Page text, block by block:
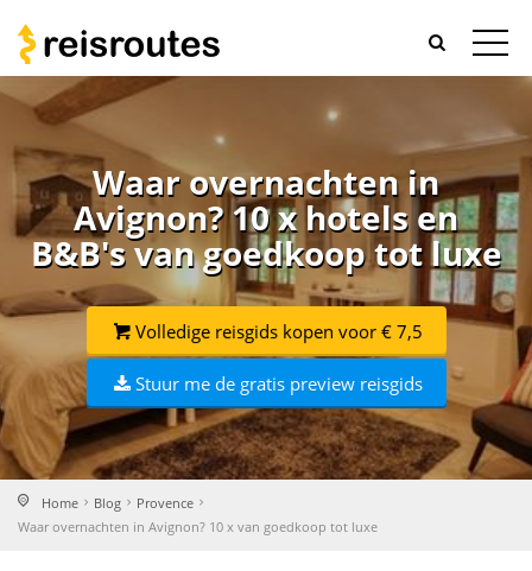
Waar overnachten in
Avignon? 10 x hotels en
B&B's van goedkoop tot luxe
Volledige reisgids kopen voor € 7,5
Stuur me de gratis preview reisgids
Home Blog
Provence
Waar overnachten in Avignon? 10 x van goedkoop tot luxe